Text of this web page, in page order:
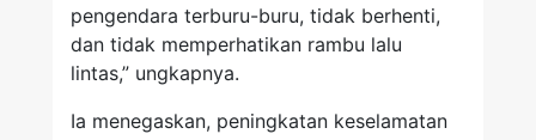
pengendara terburu-buru, tidak berhenti,
dan tidak memperhatikan rambu lalu
lintas,” ungkapnya.
Ia menegaskan, peningkatan keselamatan